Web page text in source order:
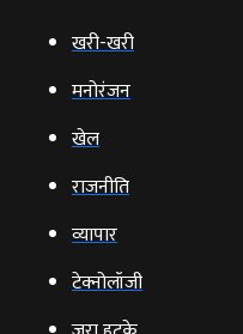
खरी-खरी
मनोरंजन
खेल
राजनीति
व्‍यापार
टेक्‍नोलॉजी